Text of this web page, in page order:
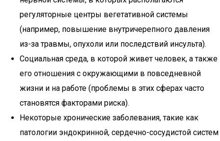
регуляторные центры вегетативной системы
(например, повышение внутричерепного давления
из-за травмы, опухоли или последствий инсульта).
Социальная среда, в которой живет человек, а также
его отношения с окружающими в повседневной
жизни и на работе (проблемы в этих сферах часто
становятся факторами риска).
Некоторые хронические заболевания, такие как
патологии эндокринной, сердечно-сосудистой систем